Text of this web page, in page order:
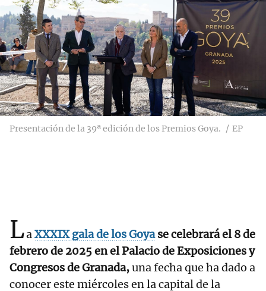
Presentación de la 39ª edición de los Premios Goya. EP
LaXXXIX gala de los Goyase celebrará el 8 de
febrero de 2025 en el Palacio de Exposiciones y
Congresos de Granada,una fecha que ha dado a
conocer este miércoles en la capital de la